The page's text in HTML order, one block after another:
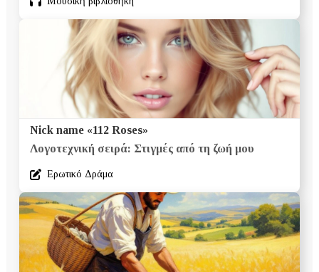
Nick name «112 Roses»
Λογοτεχνική σειρά: Στιγμές από τη ζωή μου
Eρωτικό Δράμα